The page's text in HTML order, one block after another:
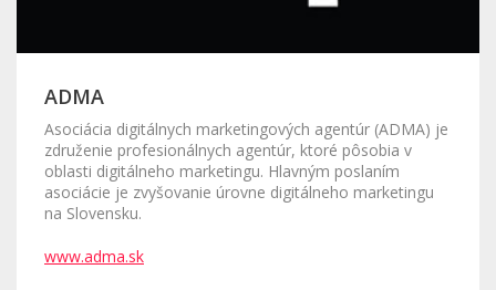
ADMA
Asociácia digitálnych marketingových agentúr (ADMA) je
združenie profesionálnych agentúr, ktoré pôsobia v
oblasti digitálneho marketingu. Hlavným poslaním
asociácie je zvyšovanie úrovne digitálneho marketingu
na Slovensku.
www.adma.sk